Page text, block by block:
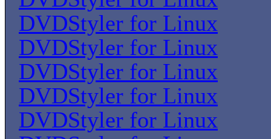
DVDStyler for Linux
DVDStyler for Linux
DVDStyler for Linux
DVDStyler for Linux
DVDStyler for Linux